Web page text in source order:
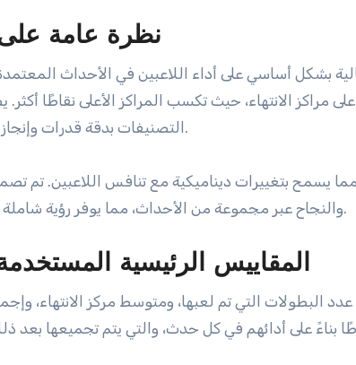
نظرة عامة
بشكل أساسي على أداء اللاعبين في الأحداث
على مراكز الانتهاء، حيث تكسب المراكز الأعلى نقاطًا
التصنيفات بدقة قدرات وإنجازات اللاعبين على مر الزمن.
يسمح بتغييرات ديناميكية مع تنافس اللاعبين. تم
والنجاح عبر مجموعة من الأحداث، مما يوفر رؤية شاملة لمركز اللاعب في الرياضة.
المقاييس الرئيسية
البطولات التي تم لعبها، ومتوسط مركز الانتهاء،